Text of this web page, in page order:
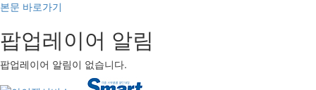
본문 바로가기
팝업레이어 알림
팝업레이어 알림이 없습니다.